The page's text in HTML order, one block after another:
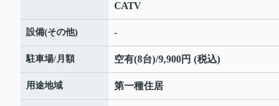
CATV
設備(その他) -
駐車場/月額 空有(8台)/9,900円 (税込)
用途地域 第一種住居